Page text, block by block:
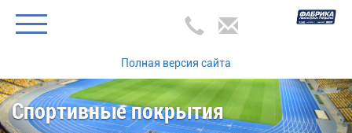
Полная версия сайта
Спортивные покрытия